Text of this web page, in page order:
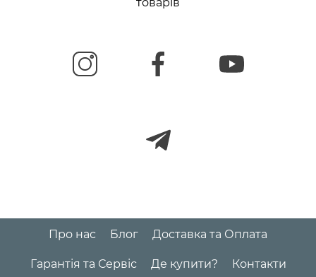
Про нас Блог Доставка та Оплата
Гарантія та Сервіс Де купити? Контакти